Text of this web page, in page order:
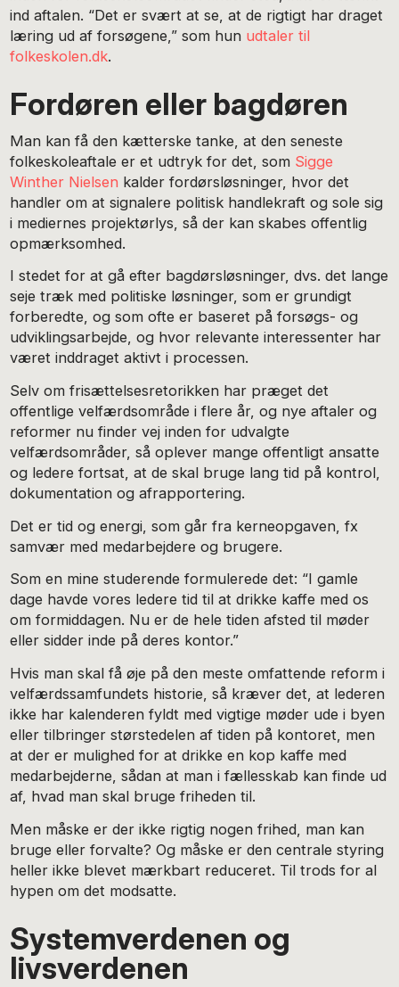
ind aftalen. “Det er svært at se, at de rigtigt har draget
læring ud af forsøgene,” som hun udtaler til
folkeskolen.dk.
Fordøren eller bagdøren
Man kan få den kætterske tanke, at den seneste
folkeskoleaftale er et udtryk for det, som Sigge
Winther Nielsen kalder fordørsløsninger, hvor det
handler om at signalere politisk handlekraft og sole sig
i mediernes projektørlys, så der kan skabes offentlig
opmærksomhed.
I stedet for at gå efter bagdørsløsninger, dvs. det lange
seje træk med politiske løsninger, som er grundigt
forberedte, og som ofte er baseret på forsøgs- og
udviklingsarbejde, og hvor relevante interessenter har
været inddraget aktivt i processen.
Selv om frisættelsesretorikken har præget det
offentlige velfærdsområde i flere år, og nye aftaler og
reformer nu finder vej inden for udvalgte
velfærdsområder, så oplever mange offentligt ansatte
og ledere fortsat, at de skal bruge lang tid på kontrol,
dokumentation og afrapportering.
Det er tid og energi, som går fra kerneopgaven, fx
samvær med medarbejdere og brugere.
Som en mine studerende formulerede det: “I gamle
dage havde vores ledere tid til at drikke kaffe med os
om formiddagen. Nu er de hele tiden afsted til møder
eller sidder inde på deres kontor.”
Hvis man skal få øje på den meste omfattende reform i
velfærdssamfundets historie, så kræver det, at lederen
ikke har kalenderen fyldt med vigtige møder ude i byen
eller tilbringer størstedelen af tiden på kontoret, men
at der er mulighed for at drikke en kop kaffe med
medarbejderne, sådan at man i fællesskab kan finde ud
af, hvad man skal bruge friheden til.
Men måske er der ikke rigtig nogen frihed, man kan
bruge eller forvalte? Og måske er den centrale styring
heller ikke blevet mærkbart reduceret. Til trods for al
hypen om det modsatte.
Systemverdenen og
livsverdenen